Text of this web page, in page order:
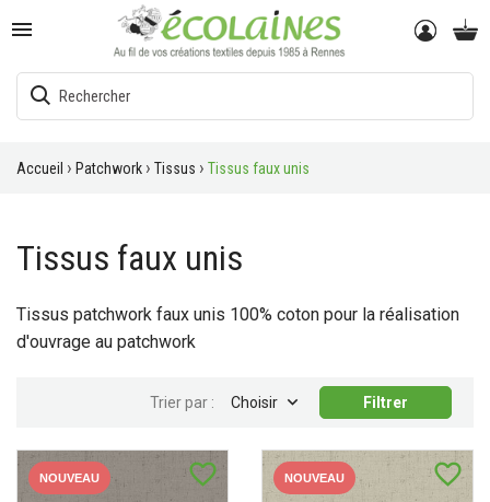

Accueil Patchwork Tissus Tissus faux unis
Tissus faux unis
Tissus patchwork faux unis 100% coton pour la réalisation
d'ouvrage au patchwork
Trier par : Choisir  Filtrer
favorite_border
NOUVEAU favorite_border
NOUVEAU